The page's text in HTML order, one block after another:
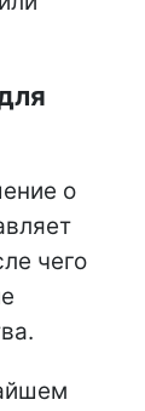
о
чего